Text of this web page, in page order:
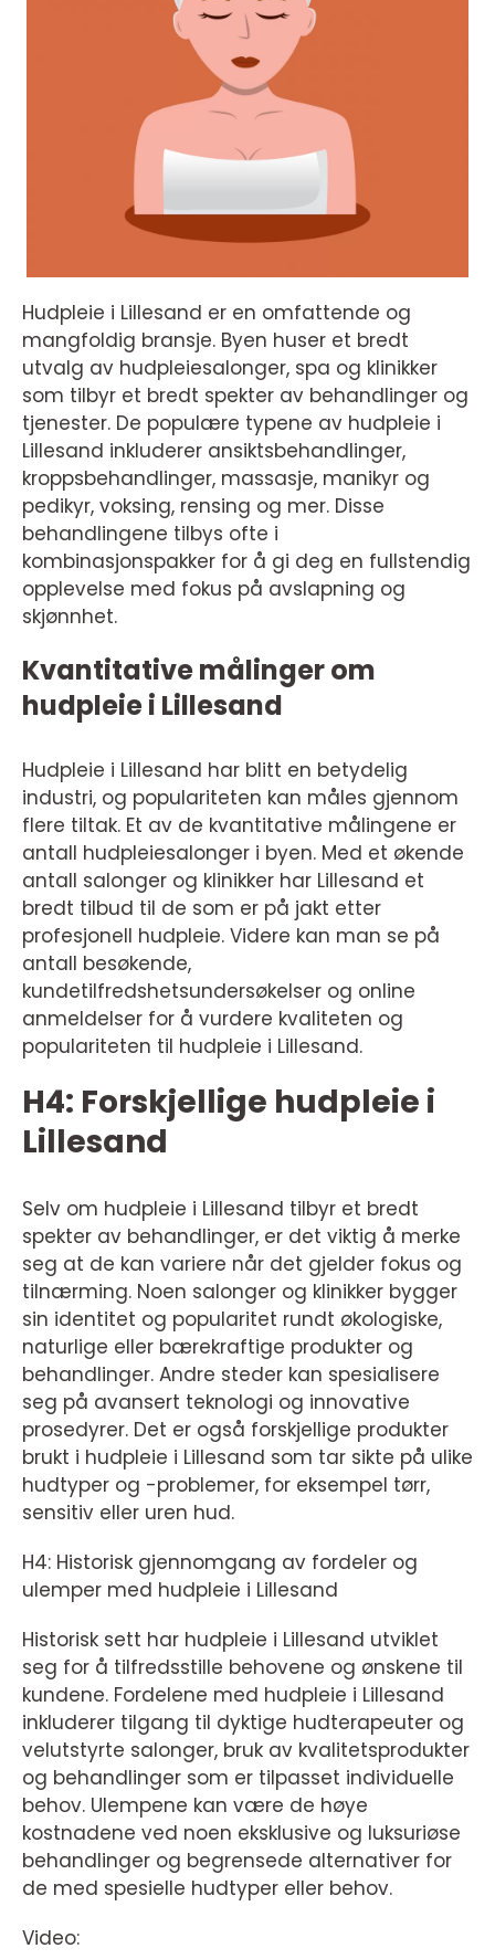
Hudpleie i Lillesand er en omfattende og
mangfoldig bransje. Byen huser et bredt
utvalg av hudpleiesalonger, spa og klinikker
som tilbyr et bredt spekter av behandlinger og
tjenester. De populære typene av hudpleie i
Lillesand inkluderer ansiktsbehandlinger,
kroppsbehandlinger, massasje, manikyr og
pedikyr, voksing, rensing og mer. Disse
behandlingene tilbys ofte i
kombinasjonspakker for å gi deg en fullstendig
opplevelse med fokus på avslapning og
skjønnhet.
Kvantitative målinger om
hudpleie i Lillesand
Hudpleie i Lillesand har blitt en betydelig
industri, og populariteten kan måles gjennom
flere tiltak. Et av de kvantitative målingene er
antall hudpleiesalonger i byen. Med et økende
antall salonger og klinikker har Lillesand et
bredt tilbud til de som er på jakt etter
profesjonell hudpleie. Videre kan man se på
antall besøkende,
kundetilfredshetsundersøkelser og online
anmeldelser for å vurdere kvaliteten og
populariteten til hudpleie i Lillesand.
H4: Forskjellige hudpleie i
Lillesand
Selv om hudpleie i Lillesand tilbyr et bredt
spekter av behandlinger, er det viktig å merke
seg at de kan variere når det gjelder fokus og
tilnærming. Noen salonger og klinikker bygger
sin identitet og popularitet rundt økologiske,
naturlige eller bærekraftige produkter og
behandlinger. Andre steder kan spesialisere
seg på avansert teknologi og innovative
prosedyrer. Det er også forskjellige produkter
brukt i hudpleie i Lillesand som tar sikte på ulike
hudtyper og -problemer, for eksempel tørr,
sensitiv eller uren hud.
H4: Historisk gjennomgang av fordeler og
ulemper med hudpleie i Lillesand
Historisk sett har hudpleie i Lillesand utviklet
seg for å tilfredsstille behovene og ønskene til
kundene. Fordelene med hudpleie i Lillesand
inkluderer tilgang til dyktige hudterapeuter og
velutstyrte salonger, bruk av kvalitetsprodukter
og behandlinger som er tilpasset individuelle
behov. Ulempene kan være de høye
kostnadene ved noen eksklusive og luksuriøse
behandlinger og begrensede alternativer for
de med spesielle hudtyper eller behov.
Video: